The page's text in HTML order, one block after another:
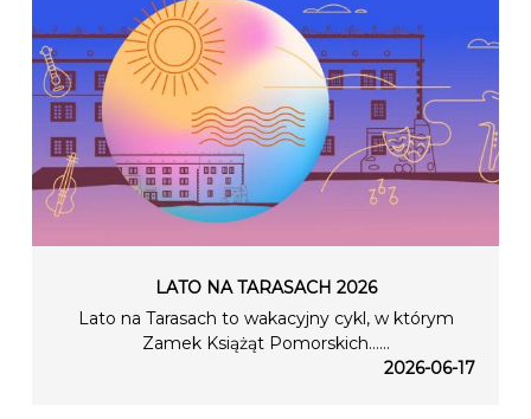
LATO NA TARASACH 2026
Lato na Tarasach to wakacyjny cykl, w którym
Zamek Książąt Pomorskich…...
2026-06-17